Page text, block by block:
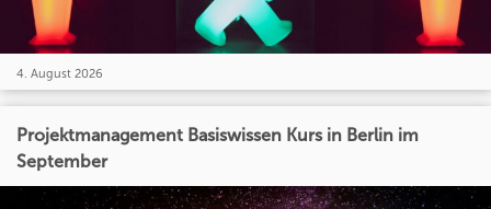
4. August 2026
Projektmanagement Basiswissen Kurs in Berlin im
September